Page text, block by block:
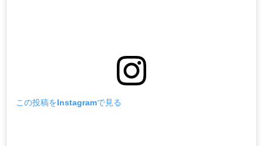
この投稿をInstagramで見る